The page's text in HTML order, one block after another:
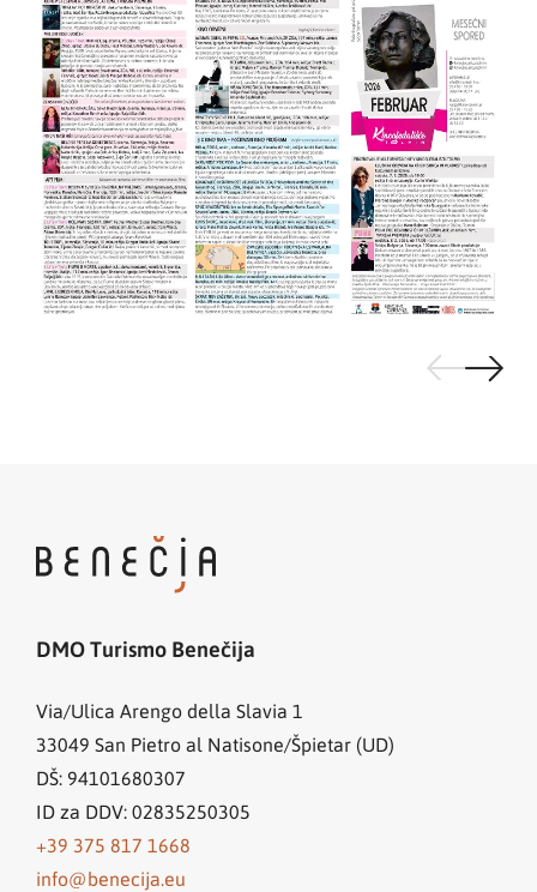
DMO Turismo Benečija
Via/Ulica Arengo della Slavia 1
33049 San Pietro al Natisone/Špietar (UD)
DŠ: 94101680307
ID za DDV: 02835250305
+39 375 817 1668
info@benecija.eu